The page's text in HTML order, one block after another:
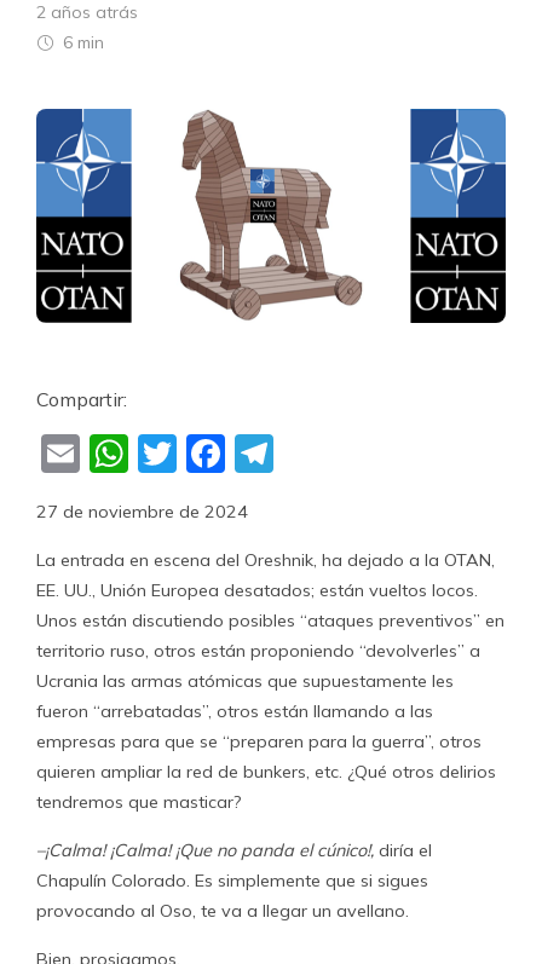
2 años atrás
6 min
Compartir:
EmailWhatsApp
TwitterFacebook
27 de noviembre de 2024
La entrada en escena del Oreshnik, ha dejado a la OTAN,
EE. UU., Unión Europea desatados; están vueltos locos.
Unos están discutiendo posibles “ataques preventivos” en
territorio ruso, otros están proponiendo “devolverles” a
Ucrania las armas atómicas que supuestamente les
fueron “arrebatadas”, otros están llamando a las
empresas para que se “preparen para la guerra”, otros
quieren ampliar la red de bunkers, etc. ¿Qué otros delirios
tendremos que masticar?
–¡Calma! ¡Calma! ¡Que no panda el cúnico!, diría el
Chapulín Colorado. Es simplemente que si sigues
provocando al Oso, te va a llegar un avellano.
Bien, prosigamos.